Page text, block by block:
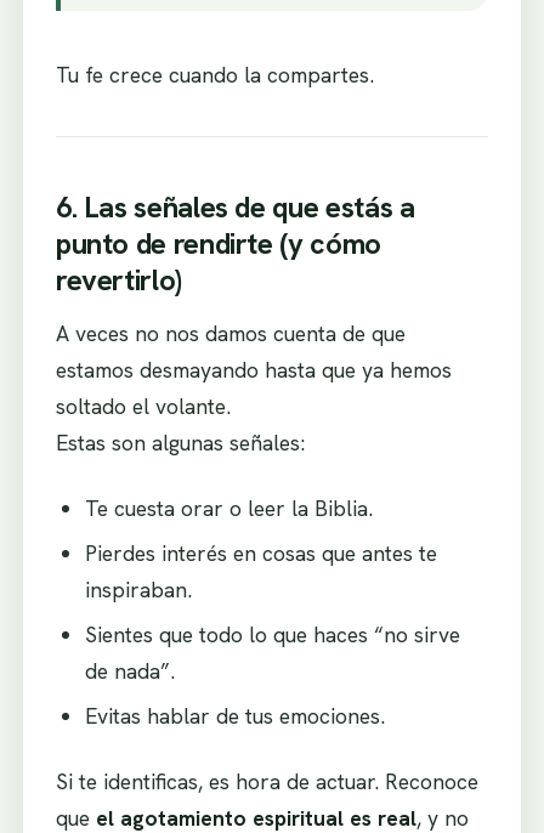
Tu fe crece cuando la compartes.
6. Las señales de que estás a
punto de rendirte (y cómo
revertirlo)
A veces no nos damos cuenta de que
estamos desmayando hasta que ya hemos
soltado el volante.
Estas son algunas señales:
Te cuesta orar o leer la Biblia.
Pierdes interés en cosas que antes te
inspiraban.
Sientes que todo lo que haces “no sirve
de nada”.
Evitas hablar de tus emociones.
Si te identificas, es hora de actuar. Reconoce
que el agotamiento espiritual es real, y no